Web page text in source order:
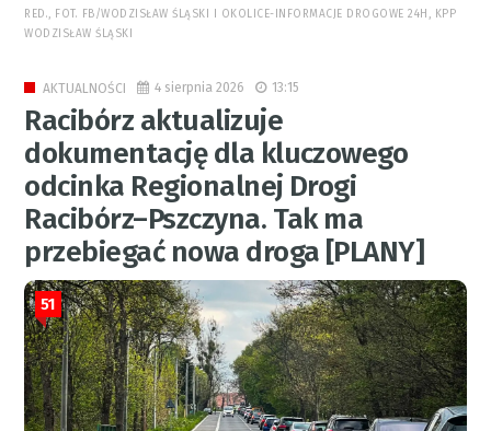
RED., FOT. FB/WODZISŁAW ŚLĄSKI I OKOLICE-INFORMACJE DROGOWE 24H, KPP
WODZISŁAW ŚLĄSKI
AKTUALNOŚCI 4 sierpnia 2026 13:15
Racibórz aktualizuje
dokumentację dla kluczowego
odcinka Regionalnej Drogi
Racibórz–Pszczyna. Tak ma
przebiegać nowa droga [PLANY]
51